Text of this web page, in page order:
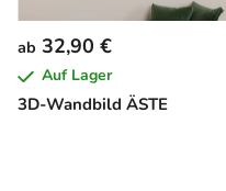
3D-Wandbild ÄSTE
ab 32,90 €
Auf Lager